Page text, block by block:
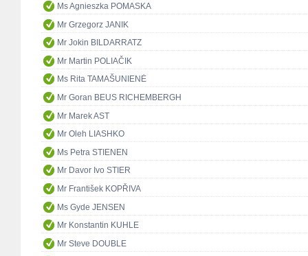
Ms Agnieszka POMASKA
Mr Grzegorz JANIK
Mr Jokin BILDARRATZ
Mr Martin POLIAČIK
Ms Rita TAMAŠUNIENĖ
Mr Goran BEUS RICHEMBERGH
Mr Marek AST
Mr Oleh LIASHKO
Ms Petra STIENEN
Mr Davor Ivo STIER
Mr František KOPŘIVA
Ms Gyde JENSEN
Mr Konstantin KUHLE
Mr Steve DOUBLE